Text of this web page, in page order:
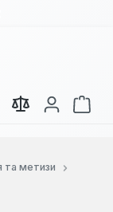
вас є 0 у списку
та метизи